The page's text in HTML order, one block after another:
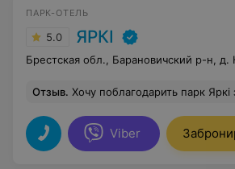
ПАРК-ОТЕЛЬ
5.0 ЯРКI
Брестская обл., Барановичский р-н, д.
Отзыв. Хочу поблагодарить парк Яркі за прекрасно организованную свадьбу моей дочери! Красивейший шатер и территория вокруг. Кухня великолепная, понравилось всем гостям. Уровень
Viber